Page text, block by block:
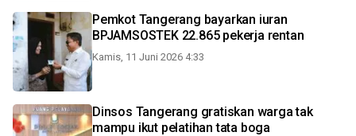
Pemkot Tangerang bayarkan iuran
BPJAMSOSTEK 22.865 pekerja rentan
Kamis, 11 Juni 2026 4:33
Dinsos Tangerang gratiskan warga tak
mampu ikut pelatihan tata boga